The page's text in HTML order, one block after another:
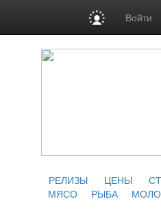
Войти
РЕЛИЗЫ
ЦЕНЫ
МЯСО
РЫБА